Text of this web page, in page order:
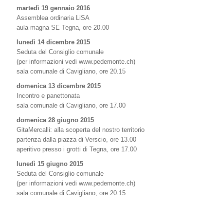
martedì 19 gennaio 2016
Assemblea ordinaria LiSA
aula magna SE Tegna, ore 20.00
lunedì 14 dicembre 2015
Seduta del Consiglio comunale
(per informazioni vedi www.pedemonte.ch)
sala comunale di Cavigliano, ore 20.15
domenica 13 dicembre 2015
Incontro e panettonata
sala comunale di Cavigliano, ore 17.00
domenica 28 giugno 2015
GitaMercalli: alla scoperta del nostro territorio
partenza dalla piazza di Verscio, ore 13.00
aperitivo presso i grotti di Tegna, ore 17.00
lunedì 15 giugno 2015
Seduta del Consiglio comunale
(per informazioni vedi www.pedemonte.ch)
sala comunale di Cavigliano, ore 20.15